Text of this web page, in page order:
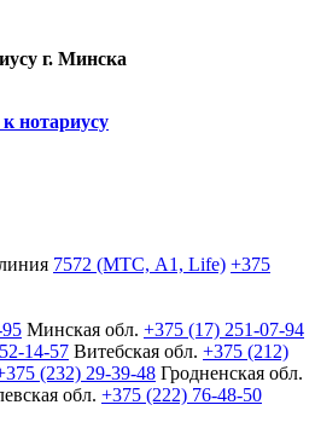
г. Минска
нотариусу
7572 (МТС, A1, Life) +375
Минская обл. +375 (17) 251-07-94
14-57 Витебская обл. +375 (212)
(232) 29-39-48 Гродненская обл.
обл. +375 (222) 76-48-50